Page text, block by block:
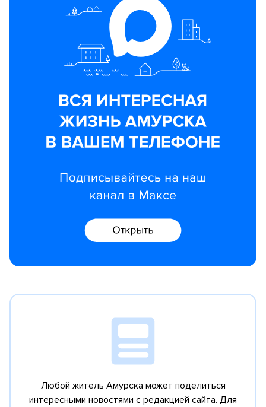
Любой житель Амурска может поделиться
интересными новостями с редакцией сайта. Для